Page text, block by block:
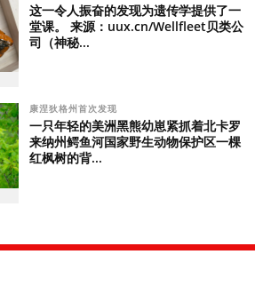
这一令人振奋的发现为遗传学提供了一
堂课。 来源：uux.cn/Wellfleet贝类公
司（神秘...
康涅狄格州首次发现
一只年轻的美洲黑熊幼崽紧抓着北卡罗
来纳州鳄鱼河国家野生动物保护区一棵
红枫树的背...